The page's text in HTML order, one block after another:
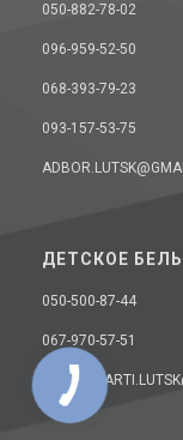
050-882-78-02
096-959-52-50
068-393-79-23
093-157-53-75
ДЕТСКОЕ
050-500-87-44
067-970-57-51